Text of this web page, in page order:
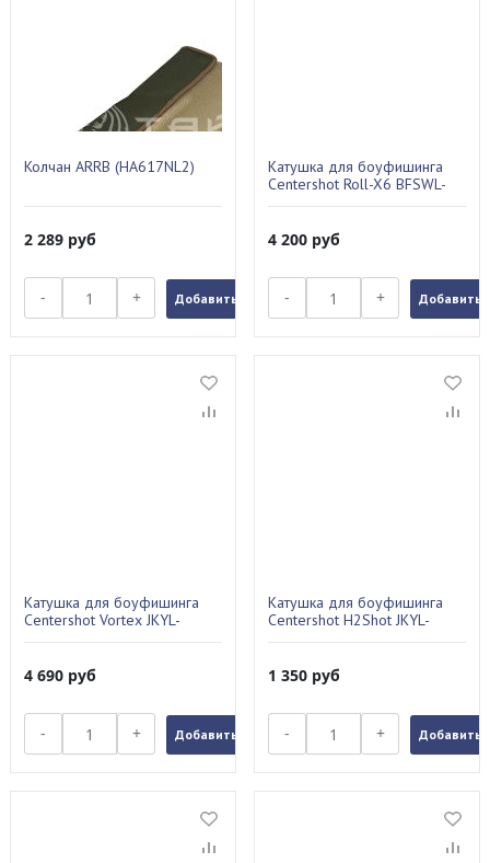
Колчан ARRB (HA617NL2)
2 289 руб
- + Добавить в заказ
Катушка для боуфишинга
Centershot Roll-X6 BFSWL-
4 200 руб
- + Добавить
Катушка для боуфишинга
Centershot Vortex JKYL-
4 690 руб
- + Добавить в заказ
Катушка для боуфишинга
Centershot H2Shot JKYL-
1 350 руб
- + Добавить